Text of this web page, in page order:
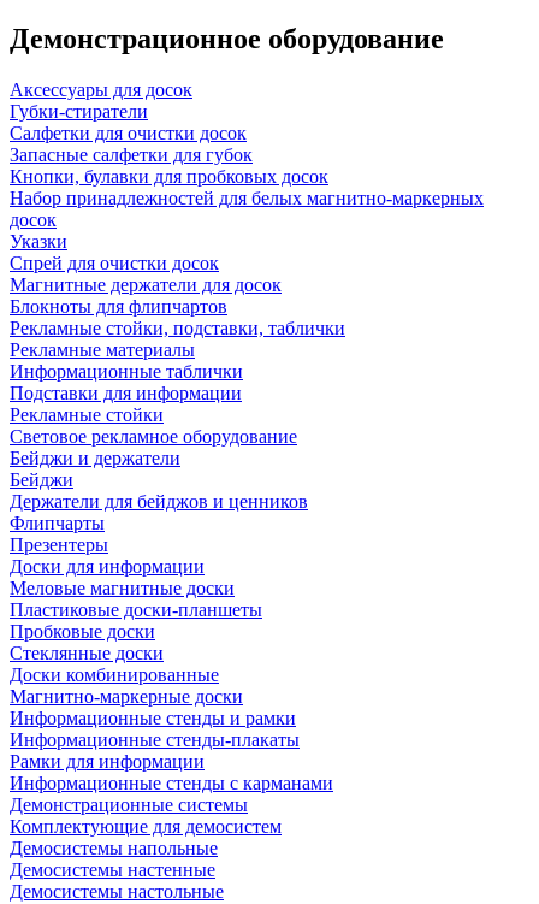
Демонстрационное оборудование
Аксессуары для досок
Губки-стиратели
Салфетки для очистки досок
Запасные салфетки для губок
Кнопки, булавки для пробковых досок
Набор принадлежностей для белых магнитно-маркерных
досок
Указки
Спрей для очистки досок
Магнитные держатели для досок
Блокноты для флипчартов
Рекламные стойки, подставки, таблички
Рекламные материалы
Информационные таблички
Подставки для информации
Рекламные стойки
Световое рекламное оборудование
Бейджи и держатели
Бейджи
Держатели для бейджов и ценников
Флипчарты
Презентеры
Доски для информации
Меловые магнитные доски
Пластиковые доски-планшеты
Пробковые доски
Стеклянные доски
Доски комбинированные
Магнитно-маркерные доски
Информационные стенды и рамки
Информационные стенды-плакаты
Рамки для информации
Информационные стенды с карманами
Демонстрационные системы
Комплектующие для демосистем
Демосистемы напольные
Демосистемы настенные
Демосистемы настольные